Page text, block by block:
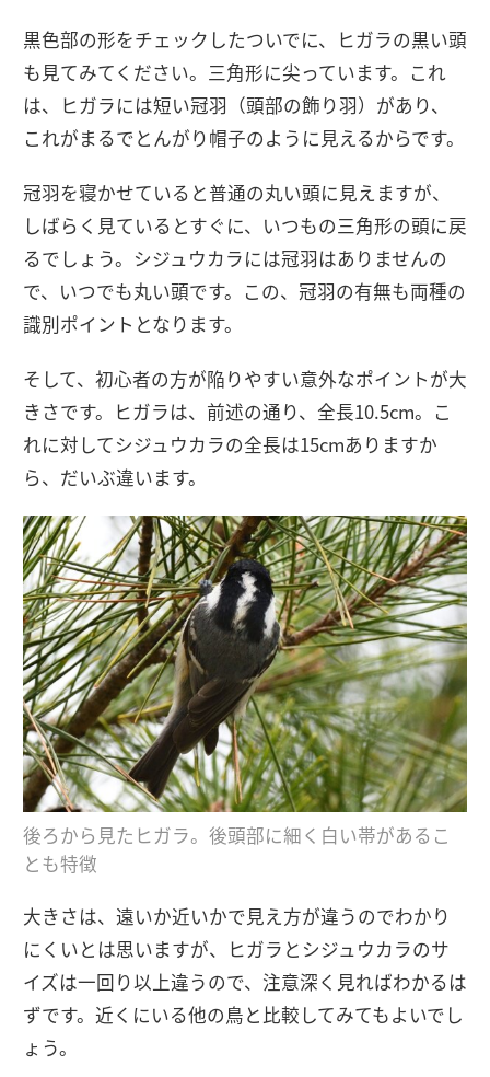
黒色部の形をチェックしたついでに、ヒガラの黒い頭
も見てみてください。三角形に尖っています。これ
は、ヒガラには短い冠羽（頭部の飾り羽）があり、
これがまるでとんがり帽子のように見えるからです。
冠羽を寝かせていると普通の丸い頭に見えますが、
しばらく見ているとすぐに、いつもの三角形の頭に戻
るでしょう。シジュウカラには冠羽はありませんの
で、いつでも丸い頭です。この、冠羽の有無も両種の
識別ポイントとなります。
そして、初心者の方が陥りやすい意外なポイントが大
きさです。ヒガラは、前述の通り、全長10.5cm。こ
れに対してシジュウカラの全長は15cmありますか
ら、だいぶ違います。
後ろから見たヒガラ。後頭部に細く白い帯があるこ
とも特徴
大きさは、遠いか近いかで見え方が違うのでわかり
にくいとは思いますが、ヒガラとシジュウカラのサ
イズは一回り以上違うので、注意深く見ればわかるは
ずです。近くにいる他の鳥と比較してみてもよいでし
ょう。